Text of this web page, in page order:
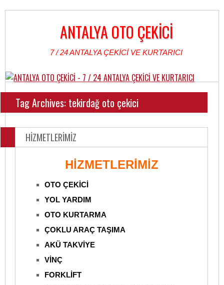
ANTALYA OTO ÇEKİCİ
7 / 24 ANTALYA ÇEKİCİ VE KURTARICI
Tag Archives: tekirdağ oto çekici
HİZMETLERİMİZ
HİZMETLERİMİZ
OTO ÇEKİCİ
YOL YARDIM
OTO KURTARMA
ÇOKLU ARAÇ TAŞIMA
AKÜ TAKVİYE
VİNÇ
FORKLİFT